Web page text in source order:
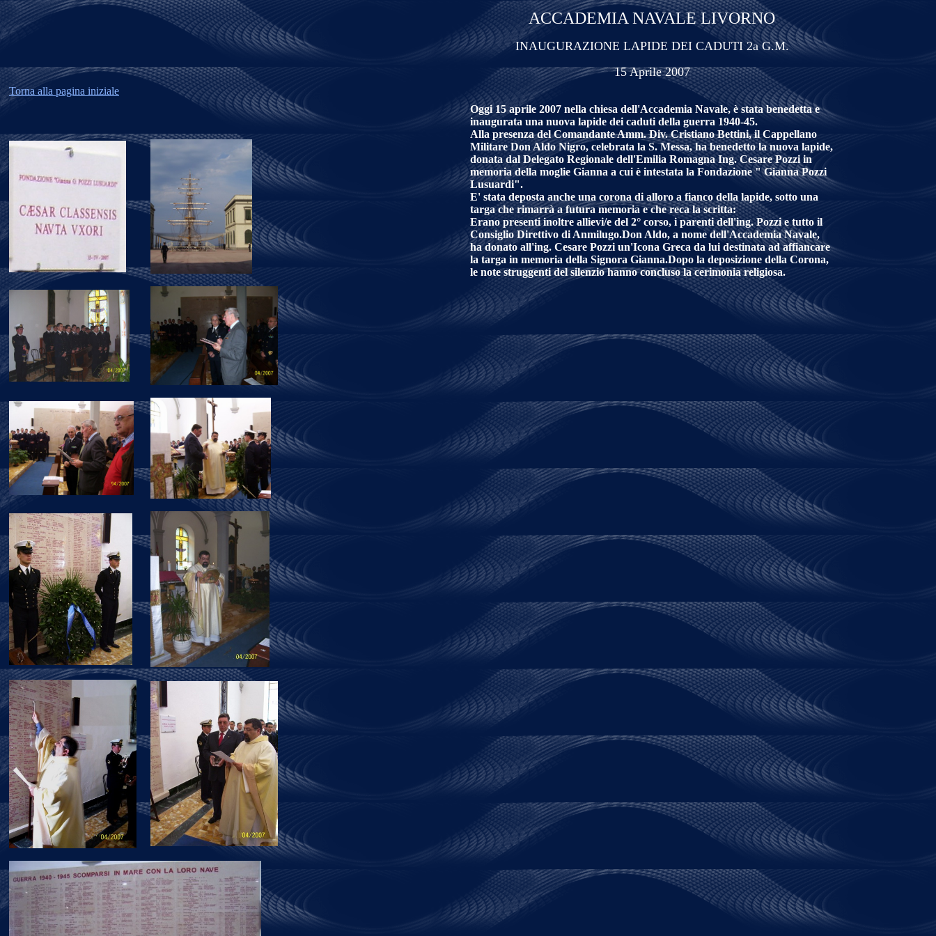
ACCADEMIA NAVALE LIVORNO
INAUGURAZIONE LAPIDE DEI CADUTI 2a G.M.
15 Aprile 2007
Torna alla pagina iniziale
Oggi 15 aprile 2007 nella chiesa dell'Accademia Navale, è stata benedetta e
inaugurata una nuova lapide dei caduti della guerra 1940-45.
Alla presenza del Comandante Amm. Div. Cristiano Bettini, il Cappellano
Militare Don Aldo Nigro, celebrata la S. Messa, ha benedetto la nuova lapide,
donata dal Delegato Regionale dell'Emilia Romagna Ing. Cesare Pozzi in
memoria della moglie Gianna a cui è intestata la Fondazione " Gianna Pozzi
Lusuardi".
E' stata deposta anche una corona di alloro a fianco della lapide, sotto una
targa che rimarrà a futura memoria e che reca la scritta:
Erano presenti inoltre allievi/e del 2° corso, i parenti dell'ing. Pozzi e tutto il
Consiglio Direttivo di Anmilugo.Don Aldo, a nome dell'Accademia Navale,
ha donato all'ing. Cesare Pozzi un'Icona Greca da lui destinata ad affiancare
la targa in memoria della Signora Gianna.Dopo la deposizione della Corona,
le note struggenti del silenzio hanno concluso la cerimonia religiosa.